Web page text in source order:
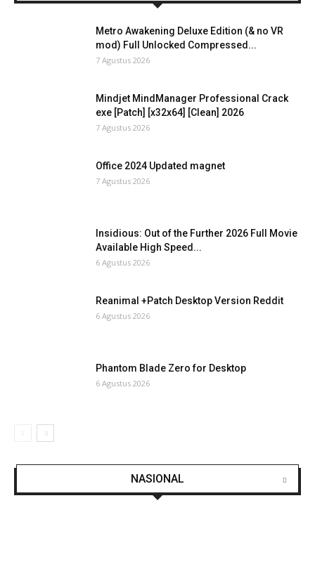
Metro Awakening Deluxe Edition (& no VR
mod) Full Unlocked Compressed...
7 Agustus 2026
Mindjet MindManager Professional Crack
exe [Patch] [x32x64] [Clean] 2026
7 Agustus 2026
Office 2024 Updated magnet
7 Agustus 2026
Insidious: Out of the Further 2026 Full Movie
Available High Speed...
6 Agustus 2026
Reanimal +Patch Desktop Version Reddit
6 Agustus 2026
Phantom Blade Zero for Desktop
6 Agustus 2026
NASIONAL